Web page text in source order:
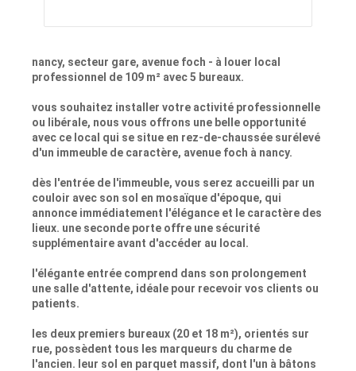
nancy, secteur gare, avenue foch - à louer local
professionnel de 109 m² avec 5 bureaux.
vous souhaitez installer votre activité professionnelle
ou libérale, nous vous offrons une belle opportunité
avec ce local qui se situe en rez-de-chaussée surélevé
d'un immeuble de caractère, avenue foch à nancy.
dès l'entrée de l'immeuble, vous serez accueilli par un
couloir avec son sol en mosaïque d'époque, qui
annonce immédiatement l'élégance et le caractère des
lieux. une seconde porte offre une sécurité
supplémentaire avant d'accéder au local.
l'élégante entrée comprend dans son prolongement
une salle d'attente, idéale pour recevoir vos clients ou
patients.
les deux premiers bureaux (20 et 18 m²), orientés sur
rue, possèdent tous les marqueurs du charme de
l'ancien. leur sol en parquet massif, dont l'un à bâtons